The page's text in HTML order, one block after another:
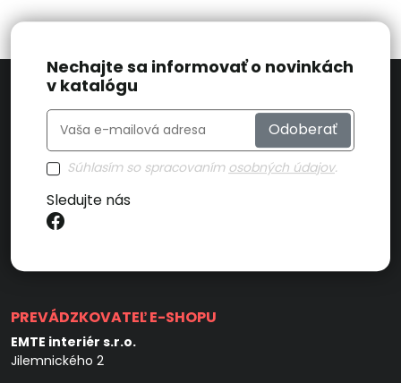
Nechajte sa informovať o novinkách
v katalógu
Odoberať
Súhlasím so spracovaním osobných údajov.
Sledujte nás
PREVÁDZKOVATEĽ E-SHOPU
EMTE interiér s.r.o.
Jilemnického 2